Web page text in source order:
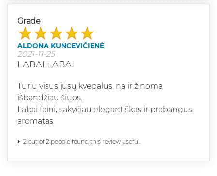
Grade
ALDONA KUNCEVIČIENĖ
2021-11-25
LABAI LABAI
Turiu visus jūsų kvepalus, na ir žinoma
išbandžiau šiuos.
Labai faini, sakyčiau elegantiškas ir prabangus
aromatas.
2 out of 2 people found this review useful.